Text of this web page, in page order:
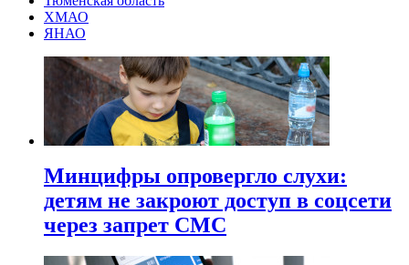
ХМАО
ЯНАО
Минцифры опровергло слухи:
детям не закроют доступ в соцсети
через запрет СМС